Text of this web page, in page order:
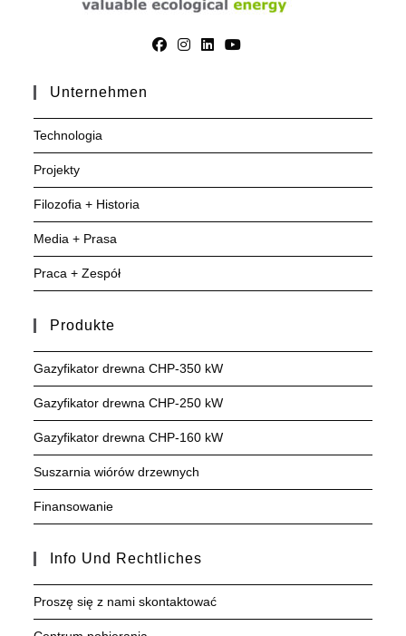
Unternehmen
Technologia
Projekty
Filozofia + Historia
Media + Prasa
Praca + Zespół
Produkte
Gazyfikator drewna CHP-350 kW
Gazyfikator drewna CHP-250 kW
Gazyfikator drewna CHP-160 kW
Suszarnia wiórów drzewnych
Finansowanie
Info Und Rechtliches
Proszę się z nami skontaktować